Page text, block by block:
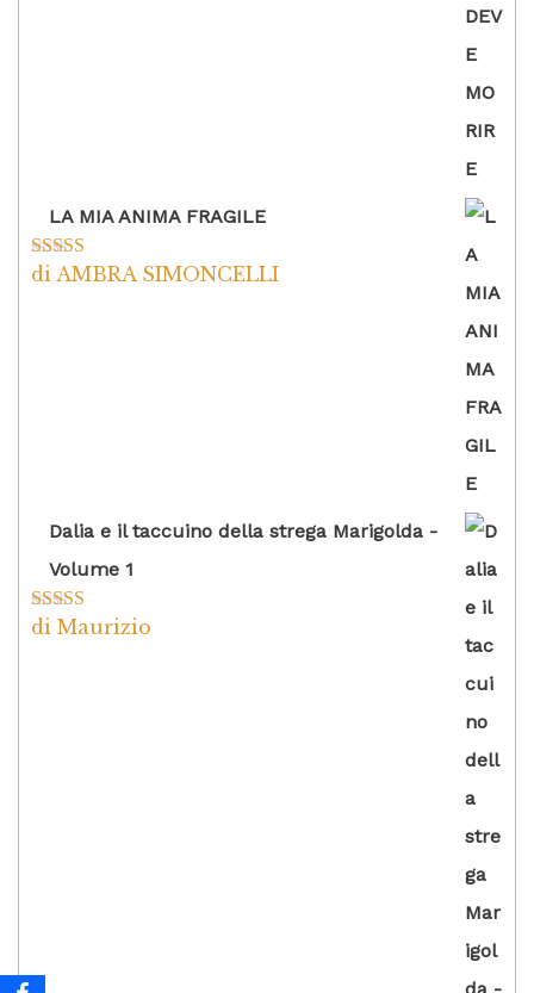
LA MIA ANIMA FRAGILE
Valutato5su
di AMBRA SIMONCELLI
Dalia e il taccuino della strega Marigolda -
Volume 1
Valutato4
di Maurizio